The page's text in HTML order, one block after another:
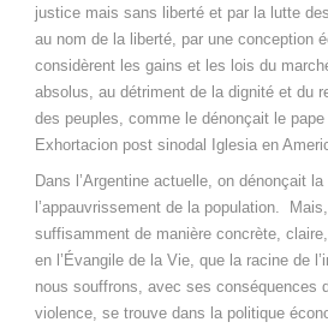
justice mais sans liberté et par la lutte
au nom de la liberté, par une conception
considèrent les gains et les lois du
absolus, au détriment de la dignité et du
des peuples, comme le dénonçait le
Exhortacion post sinodal Iglesia en
Dans l’Argentine actuelle, on dénonçait
l’appauvrissement de la population.
suffisamment de manière concrète,
en l’Évangile de la Vie, que la racine de
nous souffrons, avec ses conséquences
violence, se trouve dans la politique